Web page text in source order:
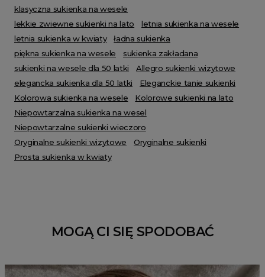
klasyczna sukienka na wesele
lekkie zwiewne sukienki na lato
letnia sukienka na wesele
letnia sukienka w kwiaty
ładna sukienka
piękna sukienka na wesele
sukienka zakładana
sukienki na wesele dla 50 latki
Allegro sukienki wizytowe
elegancka sukienka dla 50 latki
Eleganckie tanie sukienki
Kolorowa sukienka na wesele
Kolorowe sukienki na lato
Niepowtarzalna sukienka na wesel
Niepowtarzalne sukienki wieczoro
Oryginalne sukienki wizytowe
Oryginalne sukienki
Prosta sukienka w kwiaty
MOGĄ CI SIĘ SPODOBAĆ